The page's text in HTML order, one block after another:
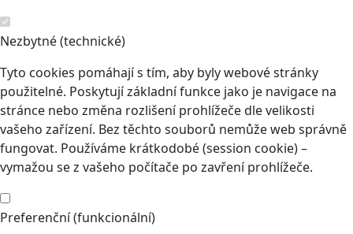
Nezbytné (technické)
Tyto cookies pomáhají s tím, aby byly webové stránky
použitelné. Poskytují základní funkce jako je navigace na
stránce nebo změna rozlišení prohlížeče dle velikosti
vašeho zařízení. Bez těchto souborů nemůže web správně
fungovat. Používáme krátkodobé (session cookie) –
vymažou se z vašeho počítače po zavření prohlížeče.
Preferenční (funkcionální)